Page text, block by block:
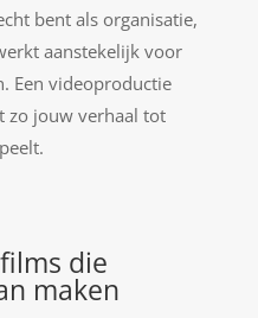
bent als organisatie,
aanstekelijk voor
Een videoproductie
zo jouw verhaal tot
die
maken